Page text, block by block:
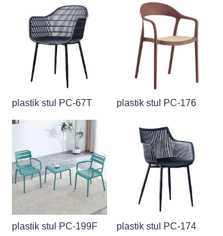
plastik stul PC-67T plastik stul PC-176
plastik stul PC-199F plastik stul PC-174